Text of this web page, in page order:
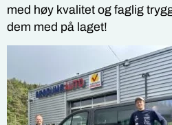
med høy kvalitet og faglig
dem med på laget!